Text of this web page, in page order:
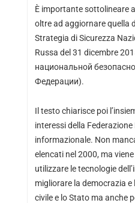
È importante sottolineare
oltre ad aggiornare quella
Strategia di Sicurezza
Russa del 31 dicembre
национальной
Федерации).
Il testo chiarisce poi
interessi della
informazionale. Non
elencati nel 2000, ma
utilizzare le tecnologie
migliorare la democrazia
civile e lo Stato ma anche